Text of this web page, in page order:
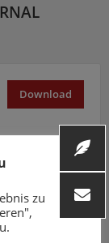
Download
zu